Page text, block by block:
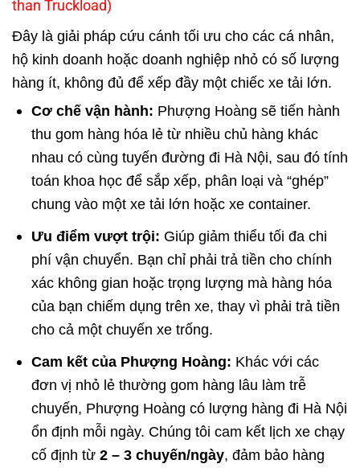
than Truckload)
Đây là giải pháp cứu cánh tối ưu cho các cá nhân,
hộ kinh doanh hoặc doanh nghiệp nhỏ có số lượng
hàng ít, không đủ để xếp đầy một chiếc xe tải lớn.
Cơ chế vận hành: Phượng Hoàng sẽ tiến hành
thu gom hàng hóa lẻ từ nhiều chủ hàng khác
nhau có cùng tuyến đường đi Hà Nội, sau đó tính
toán khoa học để sắp xếp, phân loại và “ghép”
chung vào một xe tải lớn hoặc xe container.
Ưu điểm vượt trội: Giúp giảm thiểu tối đa chi
phí vận chuyển. Bạn chỉ phải trả tiền cho chính
xác không gian hoặc trọng lượng mà hàng hóa
của bạn chiếm dụng trên xe, thay vì phải trả tiền
cho cả một chuyến xe trống.
Cam kết của Phượng Hoàng: Khác với các
đơn vị nhỏ lẻ thường gom hàng lâu làm trễ
chuyến, Phượng Hoàng có lượng hàng đi Hà Nội
ổn định mỗi ngày. Chúng tôi cam kết lịch xe chạy
cố định từ 2 – 3 chuyến/ngày, đảm bảo hàng